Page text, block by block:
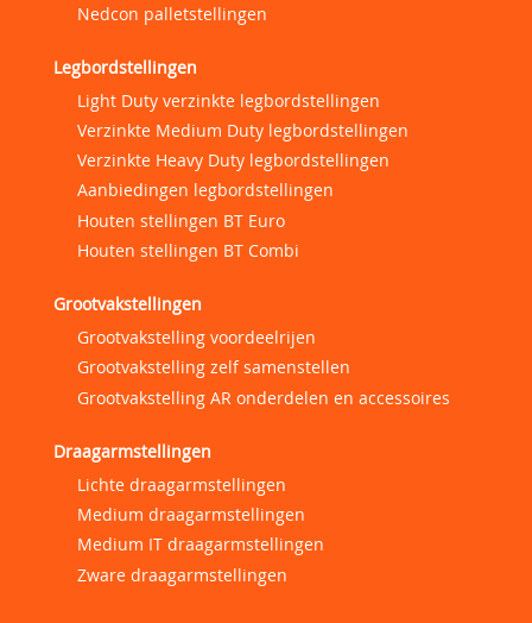
Nedcon palletstellingen
Legbordstellingen
Light Duty verzinkte legbordstellingen
Verzinkte Medium Duty legbordstellingen
Verzinkte Heavy Duty legbordstellingen
Aanbiedingen legbordstellingen
Houten stellingen BT Euro
Houten stellingen BT Combi
Grootvakstellingen
Grootvakstelling voordeelrijen
Grootvakstelling zelf samenstellen
Grootvakstelling AR onderdelen en accessoires
Draagarmstellingen
Lichte draagarmstellingen
Medium draagarmstellingen
Medium IT draagarmstellingen
Zware draagarmstellingen